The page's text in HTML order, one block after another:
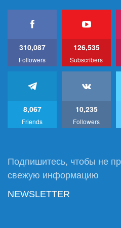
310,087
Followers
126,535
Subscribers
8,067
Friends
10,235
Followers
Подпишитесь, чтобы не
свежую информацию
NEWSLETTER